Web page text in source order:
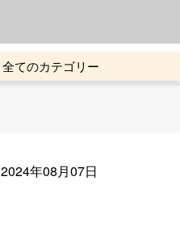
2024年08月07日